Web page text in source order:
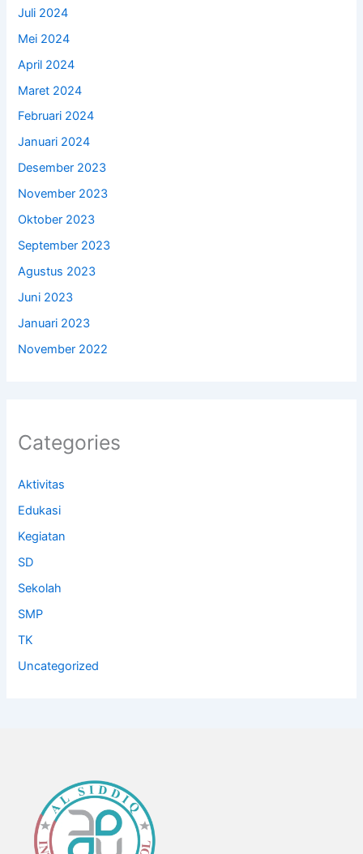
Juli 2024
Mei 2024
April 2024
Maret 2024
Februari 2024
Januari 2024
Desember 2023
November 2023
Oktober 2023
September 2023
Agustus 2023
Juni 2023
Januari 2023
November 2022
Categories
Aktivitas
Edukasi
Kegiatan
SD
Sekolah
SMP
TK
Uncategorized